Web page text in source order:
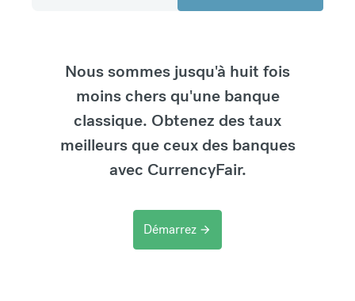
Nous sommes jusqu'à huit fois
moins chers qu'une banque
classique. Obtenez des taux
meilleurs que ceux des banques
avec CurrencyFair.
Démarrez arrow_forward